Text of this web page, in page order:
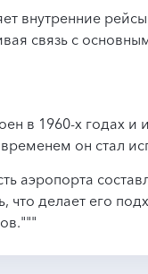
внутренние
связь с
в 1960-х годах и
он стал
аэропорта
что делает его